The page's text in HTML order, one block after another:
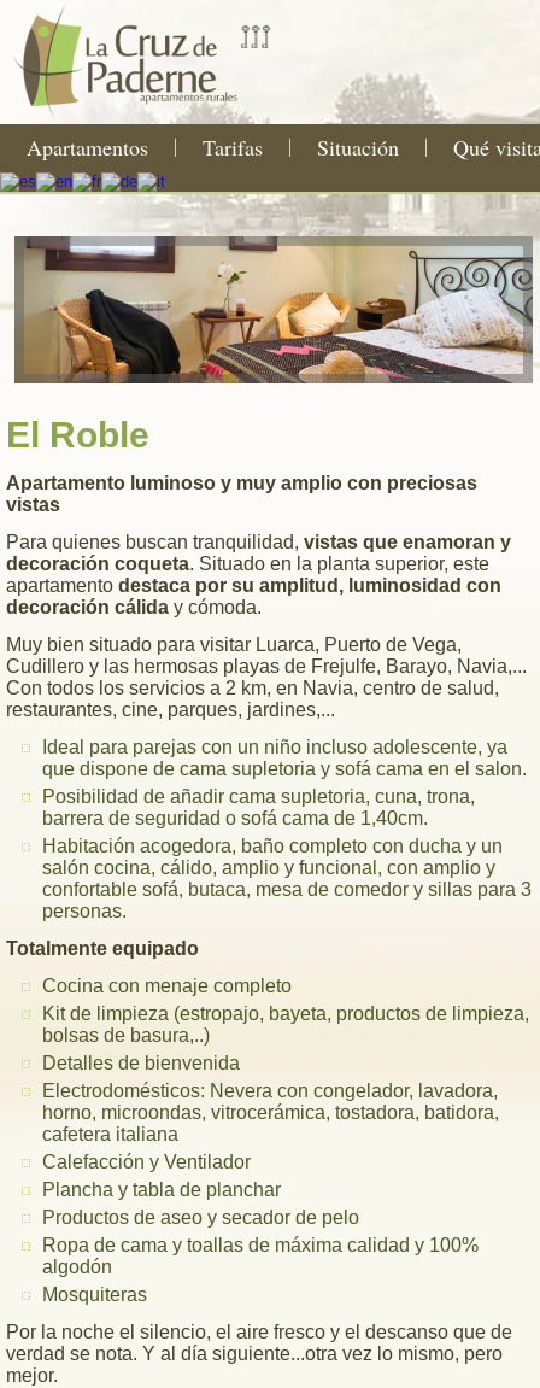
Apartamentos Tarifas Situación Qué
El Roble
Apartamento luminoso y muy amplio con preciosas
vistas
Para quienes buscan tranquilidad, vistas que enamoran y
decoración coqueta. Situado en la planta superior, este
apartamento destaca por su amplitud, luminosidad con
decoración cálida y cómoda.
Muy bien situado para visitar Luarca, Puerto de Vega,
Cudillero y las hermosas playas de Frejulfe, Barayo, Navia,...
Con todos los servicios a 2 km, en Navia, centro de salud,
restaurantes, cine, parques, jardines,...
Ideal para parejas con un niño incluso adolescente, ya
que dispone de cama supletoria y sofá cama en el salon.
Posibilidad de añadir cama supletoria, cuna, trona,
barrera de seguridad o sofá cama de 1,40cm.
Habitación acogedora, baño completo con ducha y un
salón cocina, cálido, amplio y funcional, con amplio y
confortable sofá, butaca, mesa de comedor y sillas para 3
personas.
Totalmente equipado
Cocina con menaje completo
Kit de limpieza (estropajo, bayeta, productos de limpieza,
bolsas de basura,..)
Detalles de bienvenida
Electrodomésticos: Nevera con congelador, lavadora,
horno, microondas, vitrocerámica, tostadora, batidora,
cafetera italiana
Calefacción y Ventilador
Plancha y tabla de planchar
Productos de aseo y secador de pelo
Ropa de cama y toallas de máxima calidad y 100%
algodón
Mosquiteras
Por la noche el silencio, el aire fresco y el descanso que de
verdad se nota. Y al día siguiente...otra vez lo mismo, pero
mejor.